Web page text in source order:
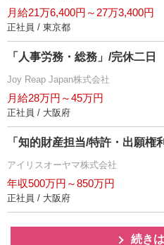
月給21万6,400円～27万3,400円
正社員 / 東京都
「人事労務・総務」/完休二日
Joy Reap Japan株式会社
月給28万円～45万円
正社員 / 大阪府
「知的財産担当/特許・出願権
アイリスオーヤマ株式会社
年収500万円～850万円
正社員 / 大阪府
続き